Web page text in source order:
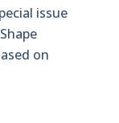
issue
on